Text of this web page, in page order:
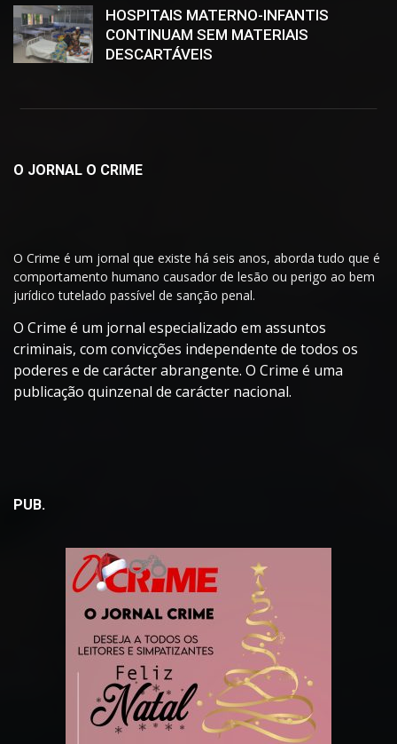
HOSPITAIS MATERNO-INFANTIS
CONTINUAM SEM MATERIAIS
DESCARTÁVEIS
O JORNAL O CRIME
O Crime é um jornal que existe há seis anos, aborda tudo que é
comportamento humano causador de lesão ou perigo ao bem
jurídico tutelado passível de sanção penal.
O Crime é um jornal especializado em assuntos
criminais, com convicções independente de todos os
poderes e de carácter abrangente. O Crime é uma
publicação quinzenal de carácter nacional.
PUB.